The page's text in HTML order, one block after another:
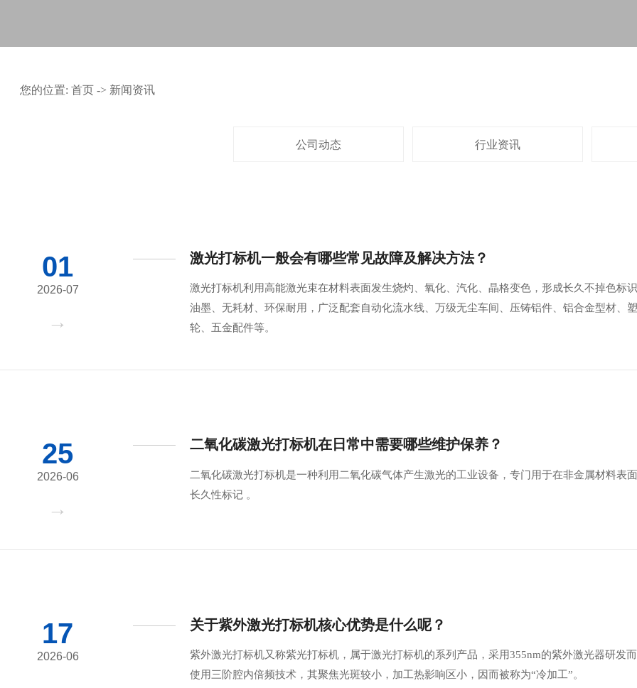
您的位置: 首页 -> 新闻资讯
公司动态 行业资讯
01
2026-07
激光打标机一般会有哪些常见故障及解决方法？
激光打标机利用高能激光束在材料表面发生烧灼、氧化、汽化、晶格变色，形成长久不掉色标
油墨、无耗材、环保耐用，广泛配套自动化流水线、万级无尘车间、压铸铝件、铝合金型材、
轮、五金配件等。
25
2026-06
二氧化碳激光打标机在日常中需要哪些维护保养？
二氧化碳激光打标机是一种利用‌二氧化碳气体产生激光‌的工业设备，专门用于在‌非金属材料‌表
长久性标记 。
17
2026-06
关于紫外激光打标机核心优势是什么呢？
紫外激光打标机又称紫光打标机，属于激光打标机的系列产品，采用355nm的紫外激光器研发
使用三阶腔内倍频技术，其聚焦光斑较小，加工热影响区小，因而被称为“冷加工”。